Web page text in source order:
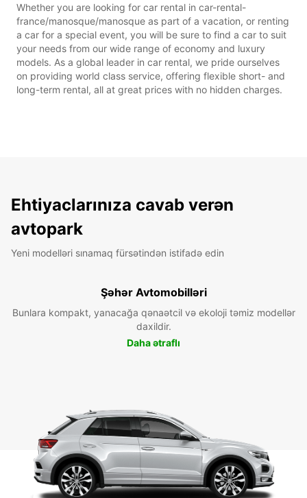
Whether you are looking for car rental in car-rental-
france/manosque/manosque as part of a vacation, or renting
a car for a special event, you will be sure to find a car to suit
your needs from our wide range of economy and luxury
models. As a global leader in car rental, we pride ourselves
on providing world class service, offering flexible short- and
long-term rental, all at great prices with no hidden charges.
Ehtiyaclarınıza cavab verən
avtopark
Yeni modelləri sınamaq fürsətindən istifadə edin
Şəhər Avtomobilləri
Bunlara kompakt, yanacağa qənaətcil və ekoloji təmiz modellər
daxildir.
Daha ətraflı